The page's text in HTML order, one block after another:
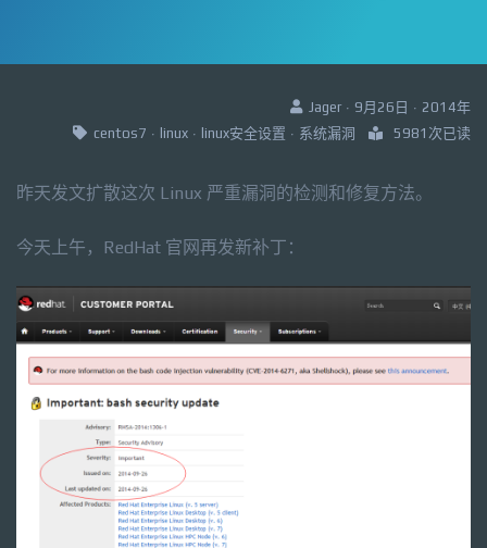
Jager · 9月26日 · 2014年
centos7 · linux · linux安全设置 · 系统漏洞 5981次已读
昨天发文扩散这次 Linux 严重漏洞的检测和修复方法。
今天上午，RedHat 官网再发新补丁：